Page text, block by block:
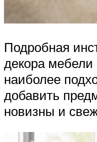
Подробная
декора мебели
наиболее
добавить
новизны и